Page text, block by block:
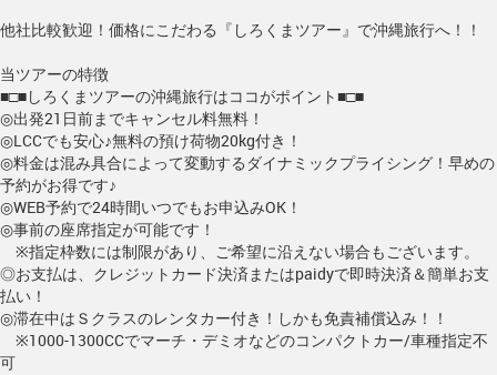
他社比較歓迎！価格にこだわる『しろくまツアー』で沖縄旅行へ！！
当ツアーの特徴
■□■しろくまツアーの沖縄旅行はココがポイント■□■
◎出発21日前までキャンセル料無料！
◎LCCでも安心♪無料の預け荷物20kg付き！
◎料金は混み具合によって変動するダイナミックプライシング！早めの
予約がお得です♪
◎WEB予約で24時間いつでもお申込みOK！
◎事前の座席指定が可能です！
※指定枠数には制限があり、ご希望に沿えない場合もございます。
◎お支払は、クレジットカード決済またはpaidyで即時決済＆簡単お支
払い！
◎滞在中はＳクラスのレンタカー付き！しかも免責補償込み！！
※1000-1300CCでマーチ・デミオなどのコンパクトカー/車種指定不
可